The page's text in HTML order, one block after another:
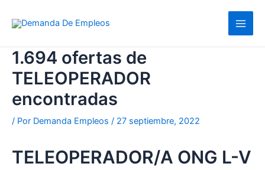
1.694 ofertas de
TELEOPERADOR
encontradas
/ Por Demanda Empleos / 27 septiembre, 2022
TELEOPERADOR/A ONG L-V